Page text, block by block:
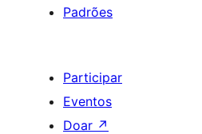
Padrões
Participar
Eventos
Doar ↗